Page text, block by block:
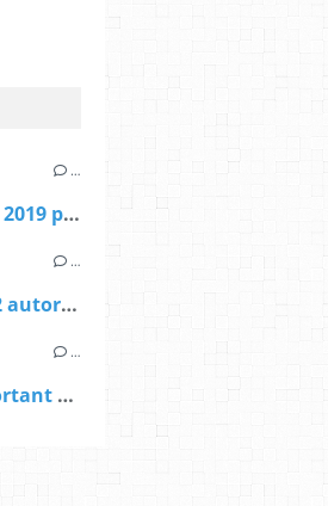
…
Décret 2019-1104 du 03 juillet 2019 portant création et fixant les règles d'organisation et de fonctionnement de l'Agence Sénégalaise de la Reforestation et de la Grande Muraille verte
…
Loi no 2022-18 du 23 mai 2022 autorisant la création d'une société dénommée Société nationale de Gestion intégrée de Déchets
…
Loi 2022-20 du 14 juin 2022 portant sur la biosécurité